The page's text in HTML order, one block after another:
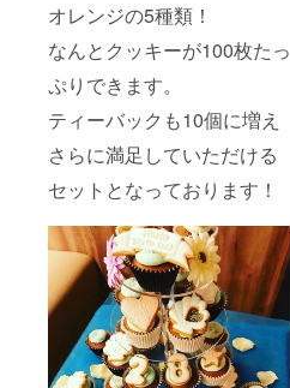
オレンジの5種類！
なんとクッキーが100枚たっ
ぷりできます。
ティーバックも10個に増え
さらに満足していただける
セットとなっております！